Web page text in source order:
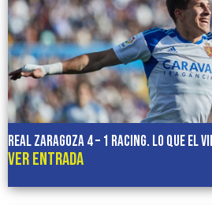
REAL ZARAGOZA 4 – 1 RACING. Lo que
VER ENTRADA